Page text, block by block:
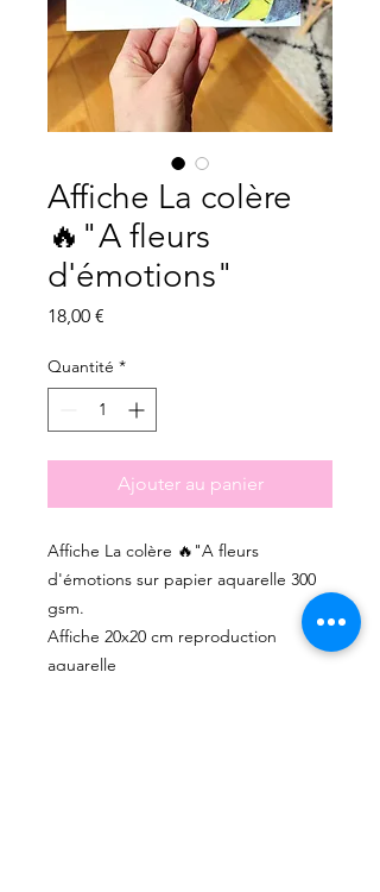
Affiche La colère
🔥"A fleurs
d'émotions"
18,00 €
Quantité *
Ajouter au panier
Affiche La colère 🔥"A fleurs
d'émotions sur papier aquarelle 300
gsm.
Affiche 20x20 cm reproduction
aquarelle